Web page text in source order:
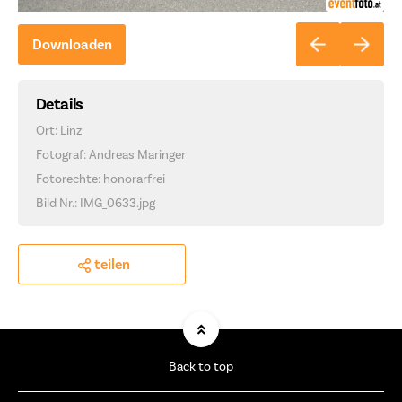
Downloaden
Details
Ort: Linz
Fotograf: Andreas Maringer
Fotorechte: honorarfrei
Bild Nr.: IMG_0633.jpg
teilen
Back to top